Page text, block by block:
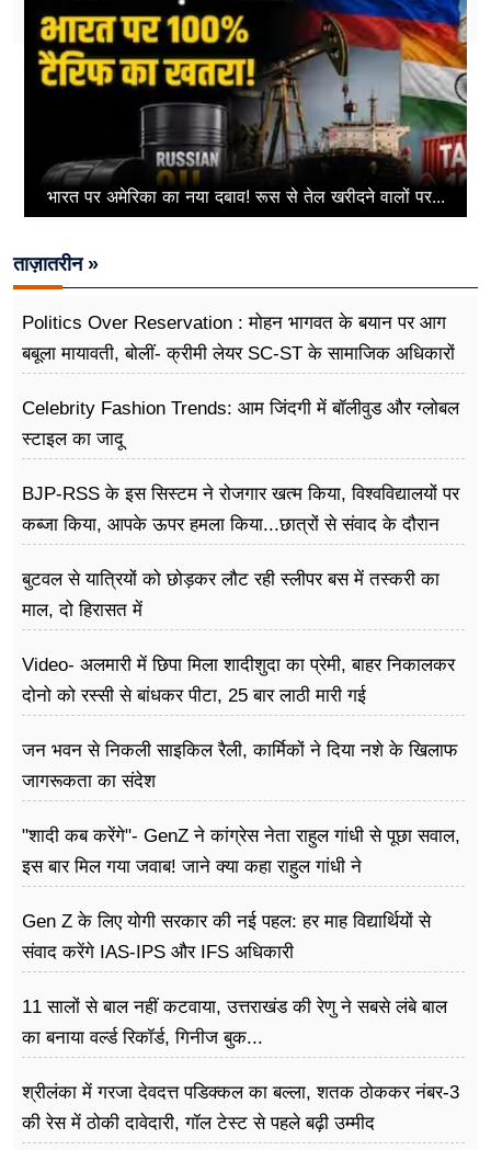
भारत पर अमेरिका का नया दबाव! रूस से तेल खरीदने वालों पर...
ताज़ातरीन »
Politics Over Reservation : मोहन भागवत के बयान पर आग
बबूला मायावती, बोलीं- क्रीमी लेयर SC-ST के सामाजिक अधिकारों
Celebrity Fashion Trends: आम जिंदगी में बॉलीवुड और ग्लोबल
स्टाइल का जादू
BJP-RSS के इस सिस्टम ने रोजगार खत्म किया, विश्वविद्यालयों पर
कब्जा किया, आपके ऊपर हमला किया...छात्रों से संवाद के दौरान
बुटवल से यात्रियों को छोड़कर लौट रही स्लीपर बस में तस्करी का
माल, दो हिरासत में
Video- अलमारी में छिपा मिला शादीशुदा का प्रेमी, बाहर निकालकर
दोनो को रस्सी से बांधकर पीटा, 25 बार लाठी मारी गई
जन भवन से निकली साइकिल रैली, कार्मिकों ने दिया नशे के खिलाफ
जागरूकता का संदेश
"शादी कब करेंगे"- GenZ ने कांग्रेस नेता राहुल गांधी से पूछा सवाल,
इस बार मिल गया जवाब! जाने क्या कहा राहुल गांधी ने
Gen Z के लिए योगी सरकार की नई पहल: हर माह विद्यार्थियों से
संवाद करेंगे IAS-IPS और IFS अधिकारी
11 सालों से बाल नहीं कटवाया, उत्तराखंड की रेणु ने सबसे लंबे बाल
का बनाया वर्ल्ड रिकॉर्ड, गिनीज बुक...
श्रीलंका में गरजा देवदत्त पडिक्कल का बल्ला, शतक ठोककर नंबर-3
की रेस में ठोकी दावेदारी, गॉल टेस्ट से पहले बढ़ी उम्मीद